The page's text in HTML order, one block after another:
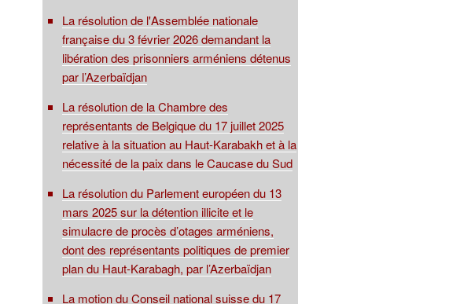
La résolution de l'Assemblée nationale
française du 3 février 2026 demandant la
libération des prisonniers arméniens détenus
par l’Azerbaïdjan
La résolution de la Chambre des
représentants de Belgique du 17 juillet 2025
relative à la situation au Haut-Karabakh et à la
nécessité de la paix dans le Caucase du Sud
La résolution du Parlement européen du 13
mars 2025 sur la détention illicite et le
simulacre de procès d’otages arméniens,
dont des représentants politiques de premier
plan du Haut-Karabagh, par l’Azerbaïdjan
La motion du Conseil national suisse du 17